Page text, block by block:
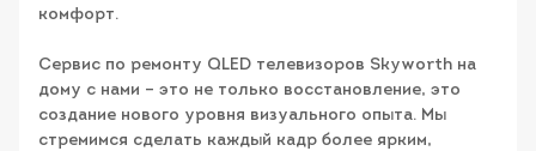
комфорт.
Сервис по ремонту QLED телевизоров Skyworth на
дому с нами – это не только восстановление, это
создание нового уровня визуального опыта. Мы
стремимся сделать каждый кадр более ярким,